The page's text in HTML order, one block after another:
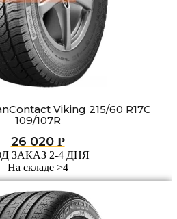
Viking 215/60 R17C
109/107R
26 020 Р
ЗАКАЗ 2-4 ДНЯ
На складе >4